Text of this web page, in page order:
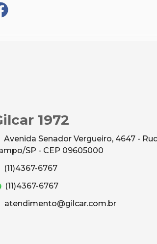
1972
Avenida Senador Vergueiro, 4647 -
SP - CEP 09605000
(11)4367-6767
(11)4367-6767
atendimento@gilcar.com.br